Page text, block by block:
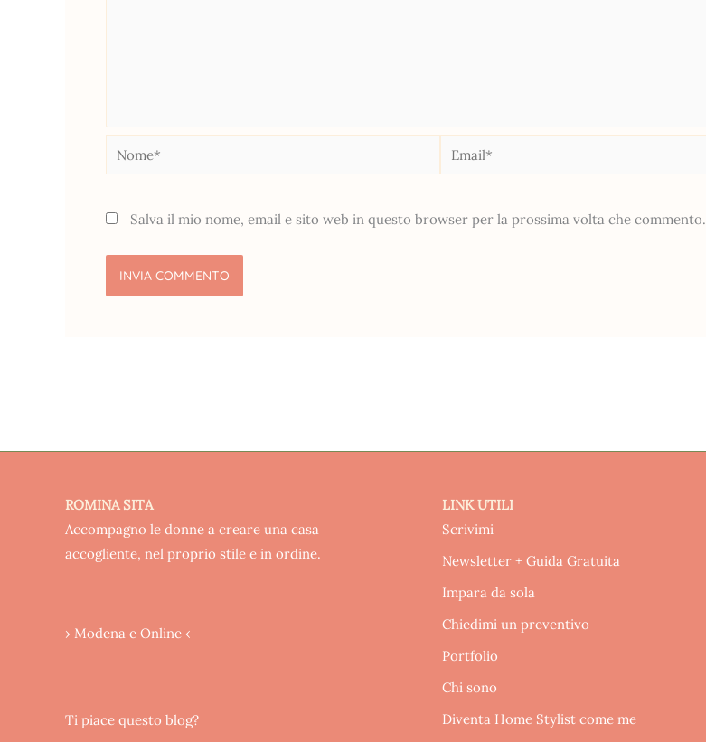
Nome* Email*
Salva il mio nome, email e sito web in questo browser per la prossima volta che commento.
ROMINA SITA
Accompagno le donne a creare una casa
accogliente, nel proprio stile e in ordine.
› Modena e Online ‹
Ti piace questo blog?
LINK UTILI
Scrivimi
Newsletter + Guida Gratuita
Impara da sola
Chiedimi un preventivo
Portfolio
Chi sono
Diventa Home Stylist come me